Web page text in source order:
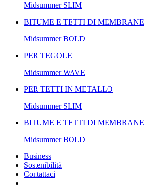
Midsummer SLIM
BITUME E TETTI DI MEMBRANE
MidsummerBOLD
PER TEGOLE
MidsummerWAVE
PER TETTI IN METALLO
Midsummer SLIM
BITUME E TETTI DI MEMBRANE
MidsummerBOLD
Business
Sostenibilità
Contattaci